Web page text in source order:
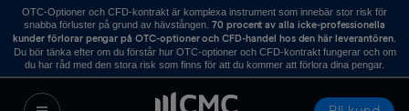
OTC-Optioner och CFD-kontrakt är komplexa instrument som innebär stor risk för
snabba förluster på grund av hävstången. 70 procent av alla icke-professionella
kunder förlorar pengar på OTC-optioner och CFD-handel hos den här leverantören.
Du bör tänka efter om du förstår hur OTC-optioner och CFD-kontrakt fungerar och om
du har råd med den stora risk som finns för att du kommer att förlora dina pengar.